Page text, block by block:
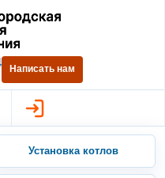
Газовая
Написать нам
Установка котлов